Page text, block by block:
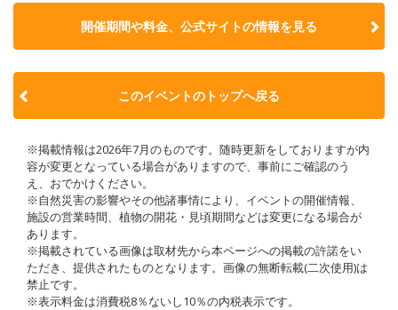
開催期間や料金、公式サイトの情報を見る
このイベントのトップへ戻る
※掲載情報は2026年7月のものです。随時更新をしておりますが内
容が変更となっている場合がありますので、事前にご確認のう
え、おでかけください。
※自然災害の影響やその他諸事情により、イベントの開催情報、
施設の営業時間、植物の開花・見頃期間などは変更になる場合が
あります。
※掲載されている画像は取材先から本ページへの掲載の許諾をい
ただき、提供されたものとなります。画像の無断転載(二次使用)は
禁止です。
※表示料金は消費税8％ないし10％の内税表示です。